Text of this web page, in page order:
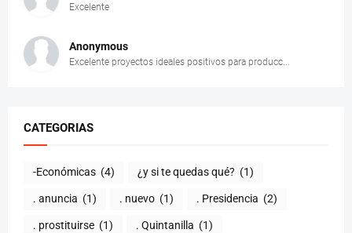
Excelente
Anonymous
Excelente proyectos ideales positivos para producc...
CATEGORIAS
-Económicas (4) ¿y si te quedas qué? (1)
. anuncia (1) . nuevo (1) . Presidencia (2)
. prostituirse (1) . Quintanilla (1)